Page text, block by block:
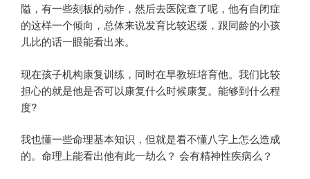
隘，有一些刻板的动作，然后去医院查了呢，他有自闭症
的这样一个倾向，总体来说发育比较迟缓，跟同龄的小孩
儿比的话一眼能看出来。
现在孩子机构康复训练，同时在早教班培育他。我们比较
担心的就是他是否可以康复什么时候康复。能够到什么程
度?
我也懂一些命理基本知识，但就是看不懂八字上怎么造成
的。命理上能看出他有此一劫么？ 会有精神性疾病么？